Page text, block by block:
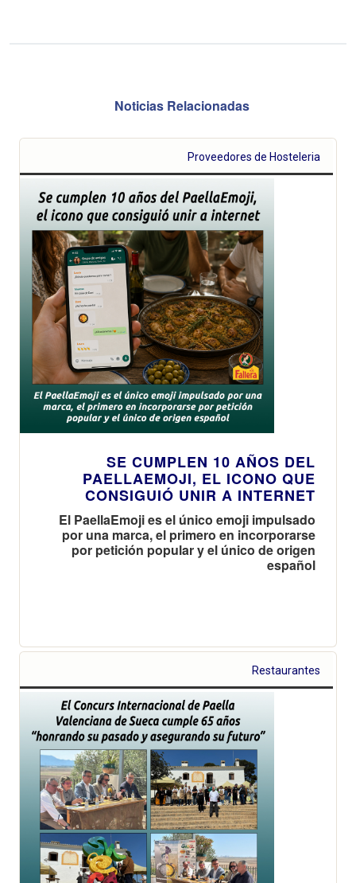
Noticias Relacionadas
Proveedores de Hosteleria
SE CUMPLEN 10 AÑOS DEL
PAELLAEMOJI, EL ICONO QUE
CONSIGUIÓ UNIR A INTERNET
El PaellaEmoji es el único emoji impulsado
por una marca, el primero en incorporarse
por petición popular y el único de origen
español
Restaurantes